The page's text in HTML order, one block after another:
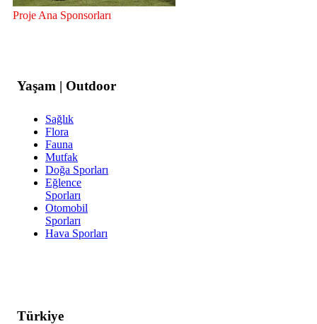
Proje Ana Sponsorları
Yaşam | Outdoor
Sağlık
Flora
Fauna
Mutfak
Doğa Sporları
Eğlence
Sporları
Otomobil
Sporları
Hava Sporları
Türkiye